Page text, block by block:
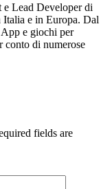
e Lead Developer di
e in Europa. Dal
e giochi per
di numerose
fields are